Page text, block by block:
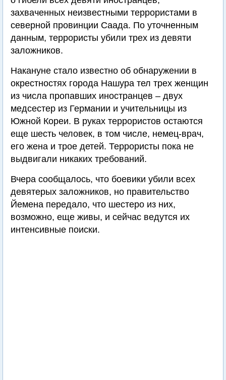
захваченных неизвестными террористами в
северной провинции Саада. По уточненным
данным, террористы убили трех из девяти
заложников.
Накануне стало известно об обнаружении в
окрестностях города Нашура тел трех женщин
из числа пропавших иностранцев – двух
медсестер из Германии и учительницы из
Южной Кореи. В руках террористов остаются
еще шесть человек, в том числе, немец-врач,
его жена и трое детей. Террористы пока не
выдвигали никаких требований.
Вчера сообщалось, что боевики убили всех
девятерых заложников, но правительство
Йемена передало, что шестеро из них,
возможно, еще живы, и сейчас ведутся их
интенсивные поиски.